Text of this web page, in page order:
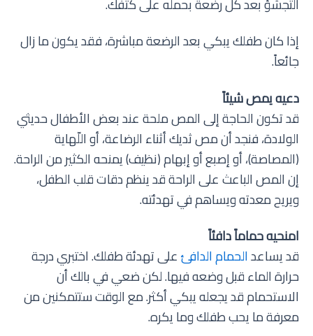
إذا كان طفلك يبكي بعد الرضعة مباشرة، فقد يكون ما زال
جائعاً.
دعيه يمص شيئاً
قد تكون الحاجة إلى المص ملحة عند بعض الأطفال حديثي
الولادة، فنجد أن مص ثديك أثناء الرضاعة، أو اللّهاية
(المصاصة)، أو إصبع أو إبهام (نظيف) يمنحه الكثير من الراحة.
إن المص الباعث على الراحة قد ينظم دقات قلب الطفل،
ويريح معدته ويساهم في تهدئته.
امنحيه حماماً دافئاً
قد يساعدالحمام الدافئعلى تهدئة طفلك. اختبري درجة
حرارة الماء قبل وضعه فيها. لكن ضعي في بالك أن
الاستحمام قد يجعله يبكي أكثر. مع الوقت ستتمكنين من
معرفة ما يحب طفلك وما يكره.